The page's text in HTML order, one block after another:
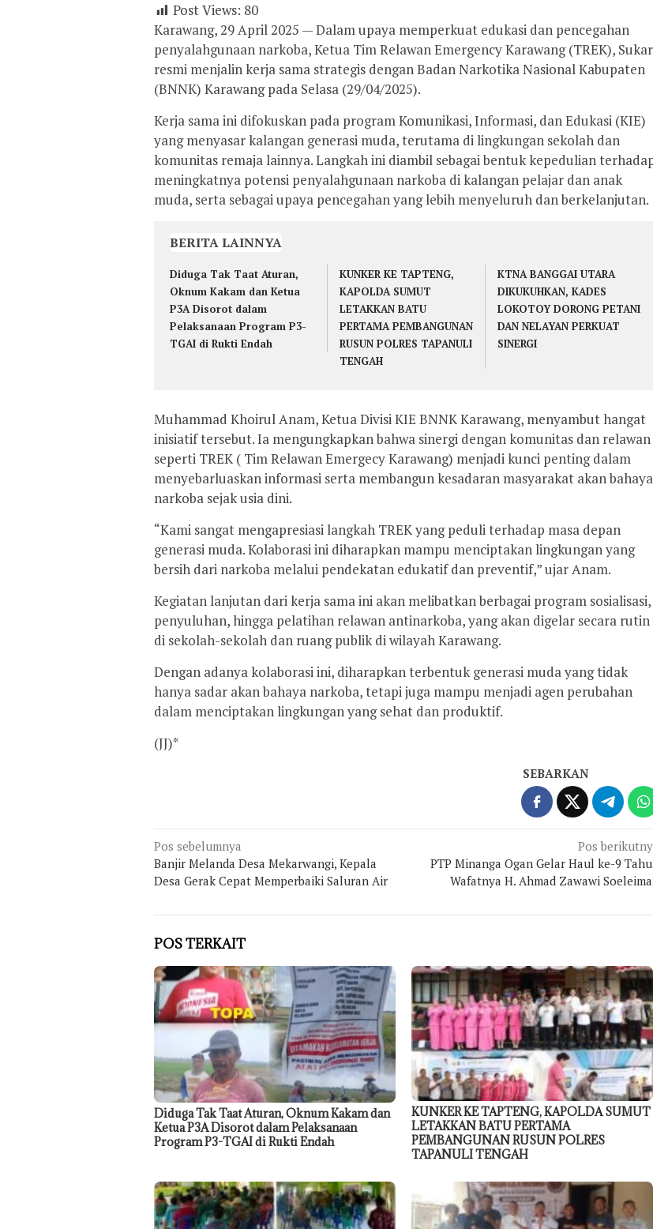
Post Views: 80
Karawang, 29 April 2025 — Dalam upaya memperkuat edukasi dan pencegahan
penyalahgunaan narkoba, Ketua Tim Relawan Emergency Karawang (TREK),
resmi menjalin kerja sama strategis dengan Badan Narkotika Nasional Kabupaten
(BNNK) Karawang pada Selasa (29/04/2025).
Kerja sama ini difokuskan pada program Komunikasi, Informasi, dan Edukasi (KIE)
yang menyasar kalangan generasi muda, terutama di lingkungan sekolah dan
komunitas remaja lainnya. Langkah ini diambil sebagai bentuk kepedulian
meningkatnya potensi penyalahgunaan narkoba di kalangan pelajar dan anak
muda, serta sebagai upaya pencegahan yang lebih menyeluruh dan berkelanjutan.
BERITA LAINNYA
Diduga Tak Taat Aturan,
Oknum Kakam dan Ketua
P3A Disorot dalam
Pelaksanaan Program P3-
TGAI di Rukti Endah
KUNKER KE TAPTENG,
KAPOLDA SUMUT
LETAKKAN BATU
PERTAMA PEMBANGUNAN
RUSUN POLRES TAPANULI
TENGAH
KTNA BANGGAI UTARA
DIKUKUHKAN, KADES
LOKOTOY DORONG PETANI
DAN NELAYAN PERKUAT
SINERGI
Muhammad Khoirul Anam, Ketua Divisi KIE BNNK Karawang, menyambut hangat
inisiatif tersebut. Ia mengungkapkan bahwa sinergi dengan komunitas dan relawan
seperti TREK ( Tim Relawan Emergecy Karawang) menjadi kunci penting dalam
menyebarluaskan informasi serta membangun kesadaran masyarakat akan bahaya
narkoba sejak usia dini.
“Kami sangat mengapresiasi langkah TREK yang peduli terhadap masa depan
generasi muda. Kolaborasi ini diharapkan mampu menciptakan lingkungan yang
bersih dari narkoba melalui pendekatan edukatif dan preventif,” ujar Anam.
Kegiatan lanjutan dari kerja sama ini akan melibatkan berbagai program sosialisasi,
penyuluhan, hingga pelatihan relawan antinarkoba, yang akan digelar secara rutin
di sekolah-sekolah dan ruang publik di wilayah Karawang.
Dengan adanya kolaborasi ini, diharapkan terbentuk generasi muda yang tidak
hanya sadar akan bahaya narkoba, tetapi juga mampu menjadi agen perubahan
dalam menciptakan lingkungan yang sehat dan produktif.
(JJ)*
SEBARKAN
Navigasi
pos
Pos sebelumnya
Banjir Melanda Desa Mekarwangi, Kepala
Desa Gerak Cepat Memperbaiki Saluran Air
Pos
PTP Minanga Ogan Gelar Haul ke-9
Wafatnya H. Ahmad Zawawi
POS TERKAIT
Diduga Tak Taat Aturan, Oknum Kakam dan
Ketua P3A Disorot dalam Pelaksanaan
Program P3-TGAI di Rukti Endah
KUNKER KE TAPTENG, KAPOLDA SUMUT
LETAKKAN BATU PERTAMA
PEMBANGUNAN RUSUN POLRES
TAPANULI TENGAH